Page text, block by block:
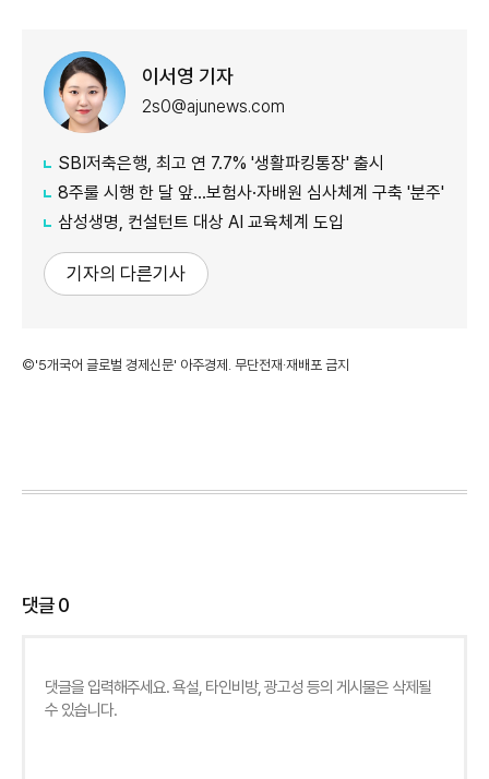
이서영 기자
2s0@ajunews.com
SBI저축은행, 최고 연 7.7% '생활파킹통장' 출시
8주룰 시행 한 달 앞…보험사·자배원 심사체계 구축 '분주'
삼성생명, 컨설턴트 대상 AI 교육체계 도입
기자의 다른기사
©'5개국어 글로벌 경제신문' 아주경제. 무단전재·재배포 금지
댓글0